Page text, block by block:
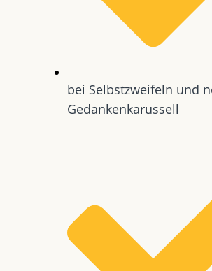
bei Selbstzweifeln und
Gedankenkarussell